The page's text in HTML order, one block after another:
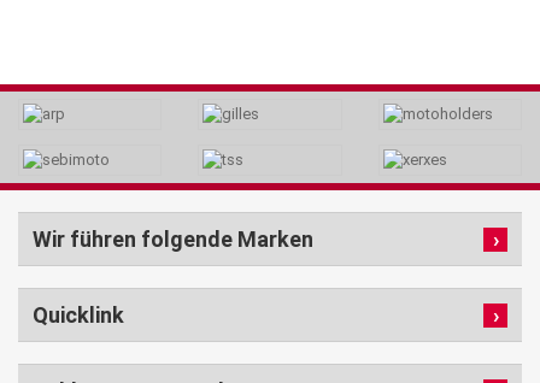
Wir führen folgende Marken
Quicklink